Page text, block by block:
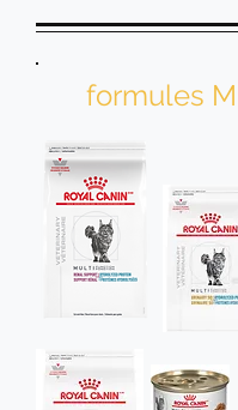
formules